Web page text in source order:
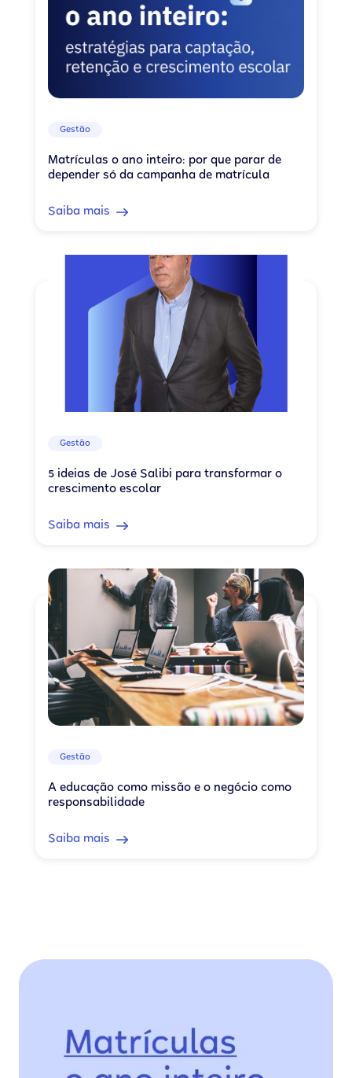
Gestão
Matrículas o ano inteiro: por que parar de
depender só da campanha de matrícula
Saiba mais
Gestão
5 ideias de José Salibi para transformar o
crescimento escolar
Saiba mais
Gestão
A educação como missão e o negócio como
responsabilidade
Saiba mais